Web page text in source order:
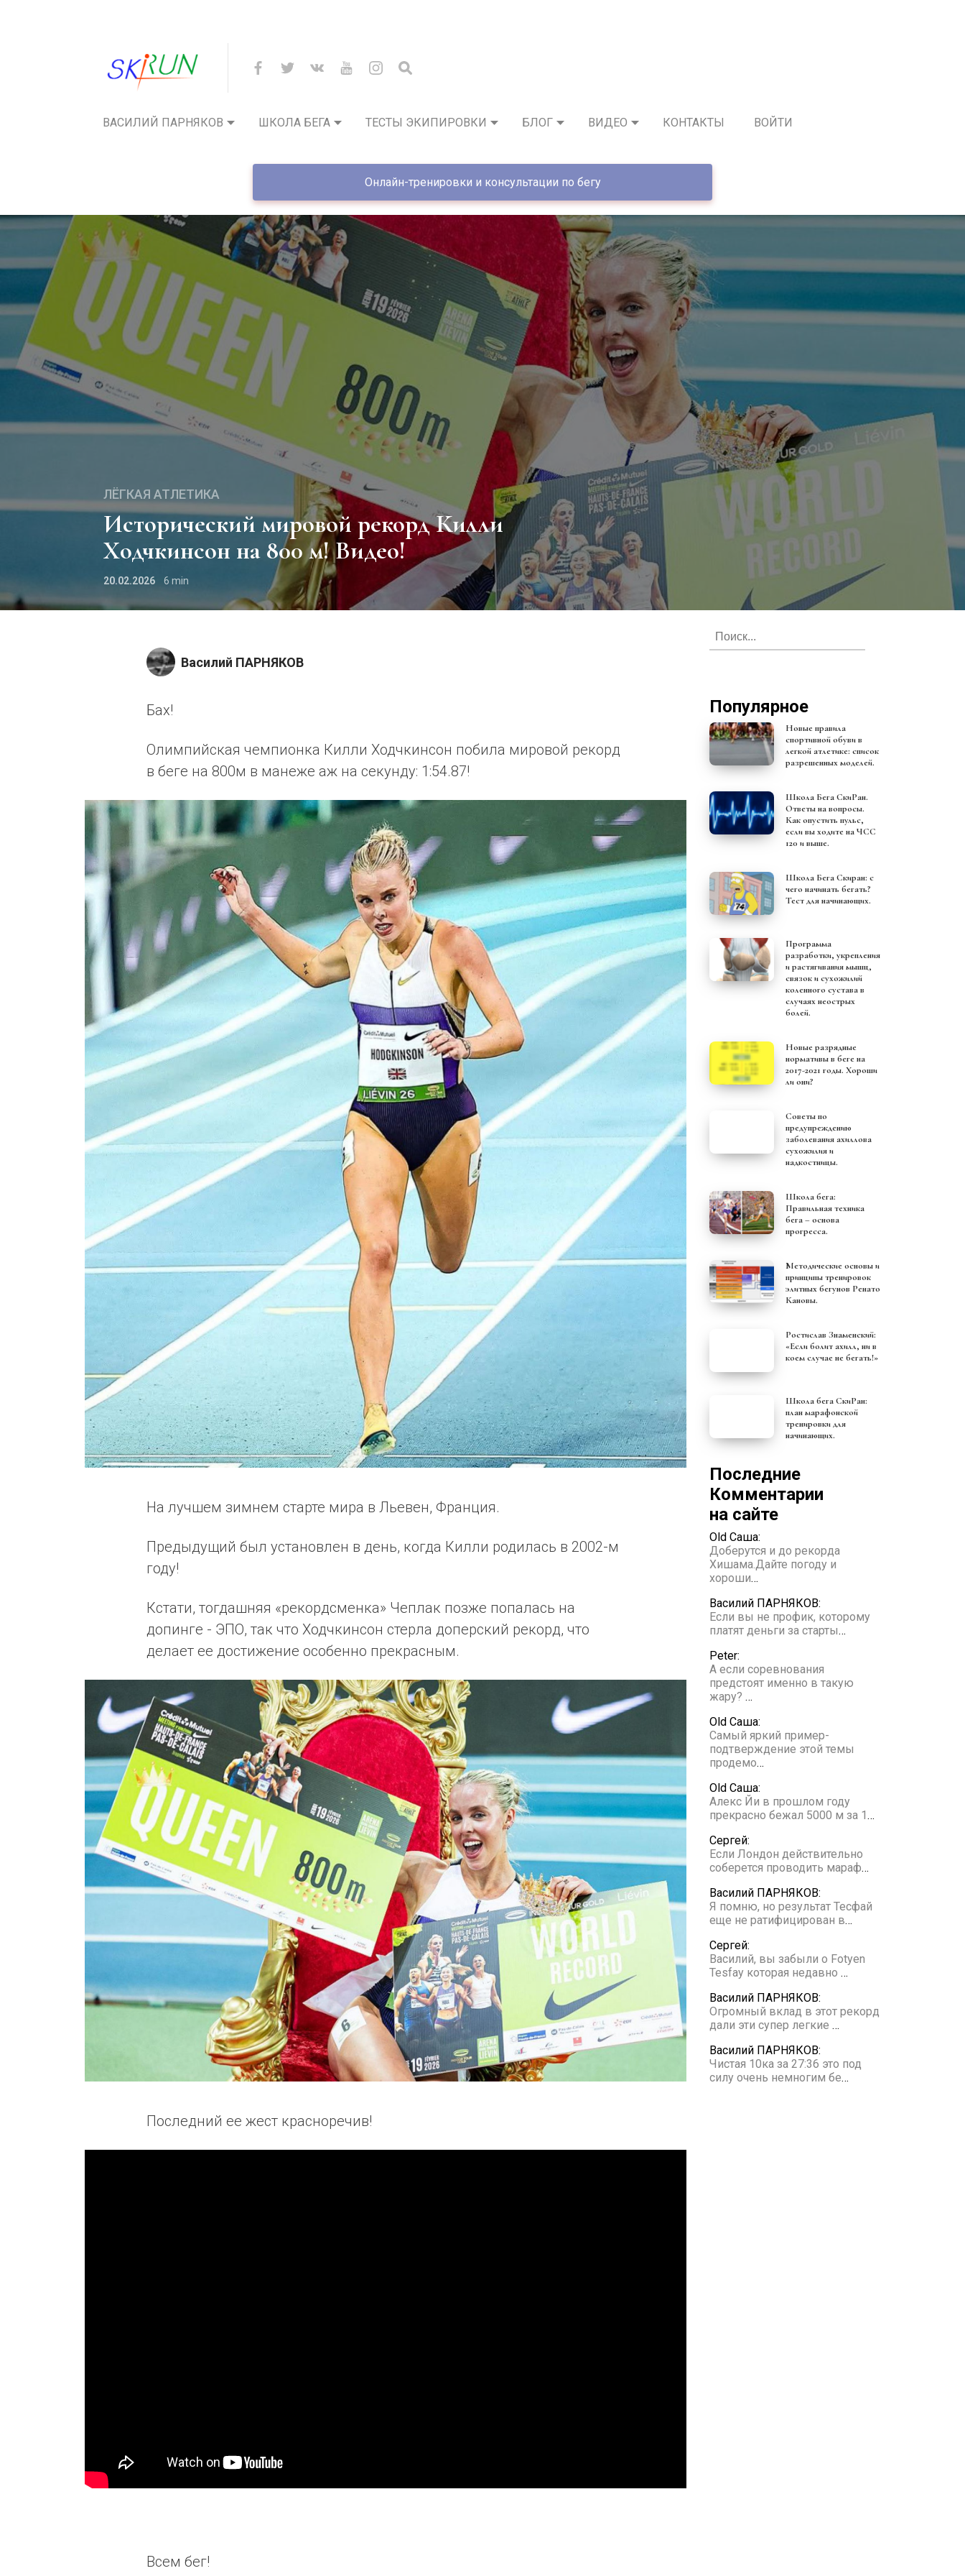
ВАСИЛИЙ ПАРНЯКОВ ШКОЛА БЕГА ТЕСТЫ ЭКИПИРОВКИ БЛОГ ВИДЕО КОНТАКТЫ ВОЙТИ
Онлайн-тренировки и консультации по бегу
ЛЁГКАЯ АТЛЕТИКА
Исторический мировой рекорд Килли
Ходчкинсон на 800 м! Видео!
20.02.2026 6
Василий ПАРНЯКОВ
Бах!
Олимпийская чемпионка Килли Ходчкинсон побила мировой рекорд
в беге на 800м в манеже аж на секунду: 1:54.87!
На лучшем зимнем старте мира в Льевен, Франция.
Предыдущий был установлен в день, когда Килли родилась в 2002-м
году!
Кстати, тогдашняя «рекордсменка» Чеплак позже попалась на
допинге - ЭПО, так что Ходчкинсон стерла доперский рекорд, что
делает ее достижение особенно прекрасным.
Последний ее жест красноречив!
Всем бег!
Популярное
Новые правила
спортивной обуви в
легкой атлетике: список
разрешенных моделей.
Школа Бега СкиРан.
Ответы на вопросы.
Как опустить пульс,
если вы ходите на ЧСС
120 и выше.
Школа Бега Скиран: с
чего начинать бегать?
Тест для начинающих.
Программа
разработки, укрепления
и растягивания мышц,
связок и сухожилий
коленного сустава в
случаях неострых
болей.
Новые разрядные
нормативы в беге на
2017-2021 годы. Хороши
ли они?
Советы по
предупреждению
заболевания ахиллова
сухожилия и
надкостницы.
Школа бега:
Правильная техника
бега – основа
прогресса.
Методические основы и
принципы тренировок
элитных бегунов Ренато
Кановы.
Ростислав Знаменский:
«Если болит ахилл, ни в
коем случае не бегать!»
Школа бега СкиРан:
план марафонской
тренировки для
начинающих.
Последние
Комментарии
на сайте
Old Саша:
Доберутся и до рекорда
Хишама.Дайте погоду и
хороши…
Василий ПАРНЯКОВ:
Если вы не профик, которому
платят деньги за старты…
Peter:
А если соревнования
предстоят именно в такую
жару? …
Old Саша:
Самый яркий пример-
подтверждение этой темы
продемо…
Old Саша:
Алекс Йи в прошлом году
прекрасно бежал 5000 м за 1…
Сергей:
Если Лондон действительно
соберется проводить мараф…
Василий ПАРНЯКОВ:
Я помню, но результат Тесфай
еще не ратифицирован в…
Сергей:
Василий, вы забыли о Fotyen
Tesfay которая недавно …
Василий ПАРНЯКОВ:
Огромный вклад в этот рекорд
дали эти супер легкие …
Василий ПАРНЯКОВ:
Чистая 10ка за 27:36 это под
силу очень немногим бе…